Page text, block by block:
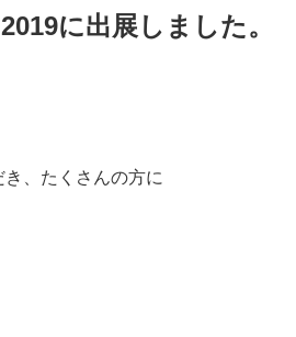
に出展しました。
き、たくさんの方に
きました。